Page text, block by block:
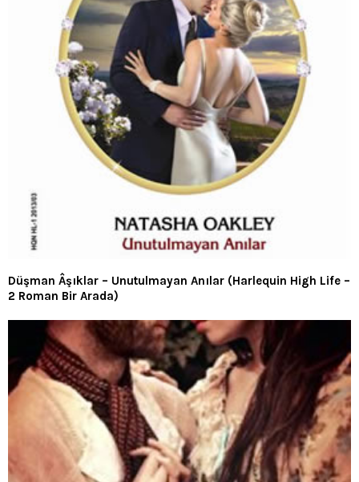
Düşman Âşıklar – Unutulmayan Anılar (Harlequin High Life –
2 Roman Bir Arada)